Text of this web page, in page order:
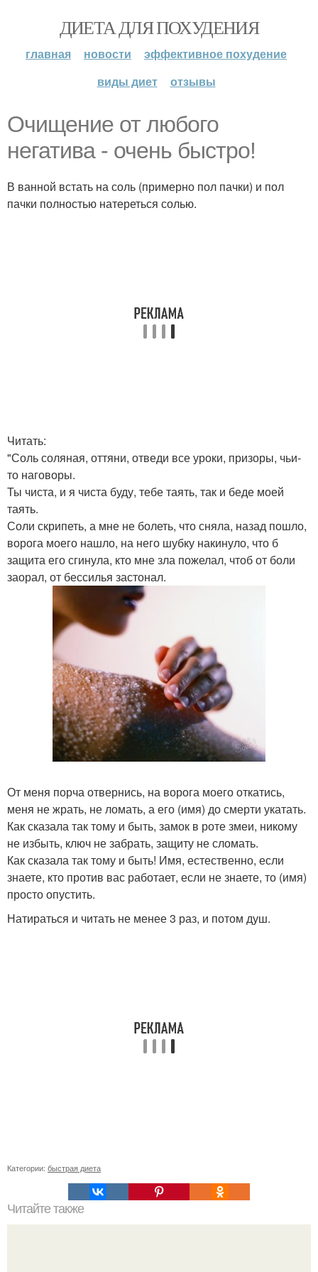
ДИЕТА ДЛЯ ПОХУДЕНИЯ
главная новости
эффективное похудение
виды диет
отзывы
Очищение от любого
негатива - очень быстро!
В ванной встать на соль (примерно пол пачки) и пол
пачки полностью натереться солью.
Читать:
"Соль соляная, оттяни, отведи все уроки, призоры, чьи-
то наговоры.
Ты чиста, и я чиста буду, тебе таять, так и беде моей
таять.
Соли скрипеть, а мне не болеть, что сняла, назад пошло,
ворога моего нашло, на него шубку накинуло, что б
защита его сгинула, кто мне зла пожелал, чтоб от боли
заорал, от бессилья застонал.
От меня порча отвернись, на ворога моего откатись,
меня не жрать, не ломать, а его (имя) до смерти укатать.
Как сказала так тому и быть, замок в роте змеи, никому
не избыть, ключ не забрать, защиту не сломать.
Как сказала так тому и быть! Имя, естественно, если
знаете, кто против вас работает, если не знаете, то (имя)
просто опустить.
Натираться и читать не менее 3 раз, и потом душ.
Категории: быстрая диета
Читайте также